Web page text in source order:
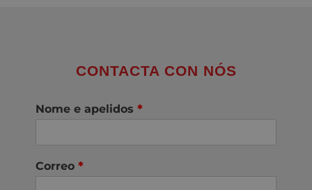
CONTACTA CON NÓS
Nome e apelidos *
Correo *